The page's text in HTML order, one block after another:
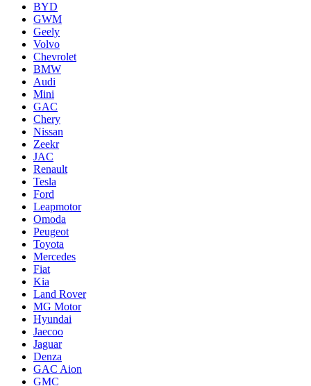
BYD
GWM
Geely
Volvo
Chevrolet
BMW
Audi
Mini
GAC
Chery
Nissan
Zeekr
JAC
Renault
Tesla
Ford
Leapmotor
Omoda
Peugeot
Toyota
Mercedes
Fiat
Kia
Land Rover
MG Motor
Hyundai
Jaecoo
Jaguar
Denza
GAC Aion
GMC